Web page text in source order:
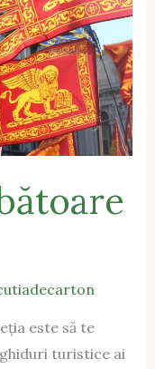
este să te
turistice ai